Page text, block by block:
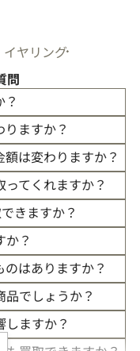
ヤリング
問
ますか？
は変わりますか？
てくれますか？
きますか？
？
はありますか？
でしょうか？
ますか？